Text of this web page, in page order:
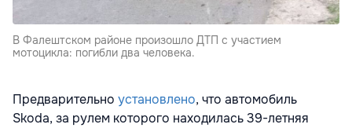
В Фалештском районе произошло ДТП с участием
мотоцикла: погибли два человека.
Предварительно установлено, что автомобиль
Skoda, за рулем которого находилась 39-летняя